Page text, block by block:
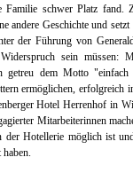
Familie schwer Platz fand.
andere Geschichte und
der Führung von
sein müssen:
getreu dem Motto
ermöglichen, erfolgreich
Hotel Herrenhof in
Mitarbeiterinnen
Hotellerie möglich ist